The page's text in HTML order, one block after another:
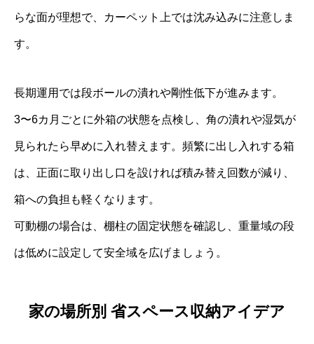
らな面が理想で、カーペット上では沈み込みに注意しま
す。
長期運用では段ボールの潰れや剛性低下が進みます。
3〜6カ月ごとに外箱の状態を点検し、角の潰れや湿気が
見られたら早めに入れ替えます。頻繁に出し入れする箱
は、正面に取り出し口を設ければ積み替え回数が減り、
箱への負担も軽くなります。
可動棚の場合は、棚柱の固定状態を確認し、重量域の段
は低めに設定して安全域を広げましょう。
家の場所別 省スペース収納アイデア